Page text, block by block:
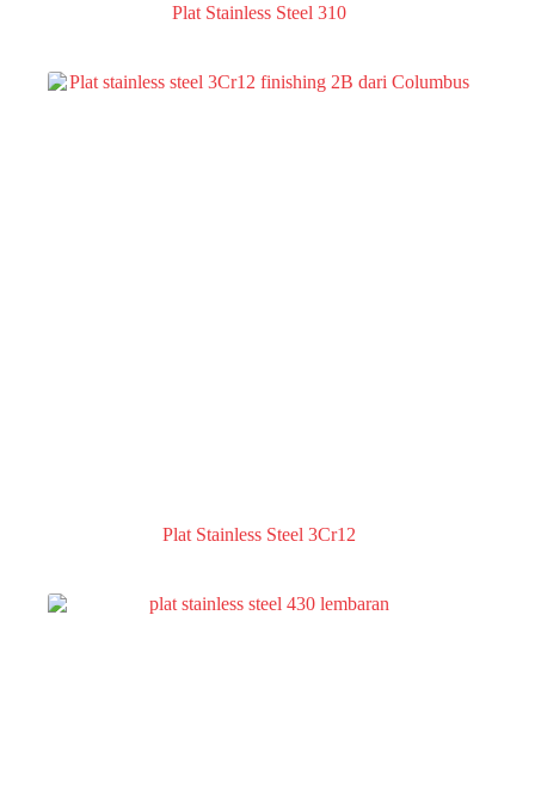
Plat Stainless Steel 310
Plat Stainless Steel 3Cr12